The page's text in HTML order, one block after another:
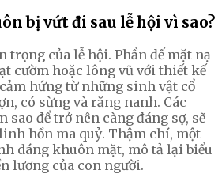
bị vứt đi sau lễ hội vì sao?
trọng của lễ hội. Phần đế mặt nạ
cườm hoặc lông vũ với thiết kế
hứng từ những sinh vật cổ
có sừng và răng nanh. Các
sao để trở nên càng đáng sợ, sẽ
hồn ma quỷ. Thậm chí, một
dáng khuôn mặt, mô tả lại biểu
lương của con người.